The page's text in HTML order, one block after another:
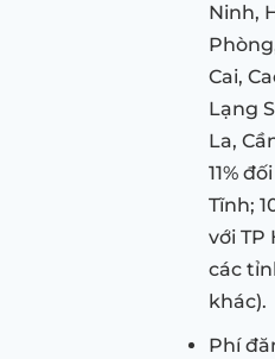
Ninh,
Cai,
Lạng
La,
11%
Tĩnh;
với TP
các
khác).
Phí